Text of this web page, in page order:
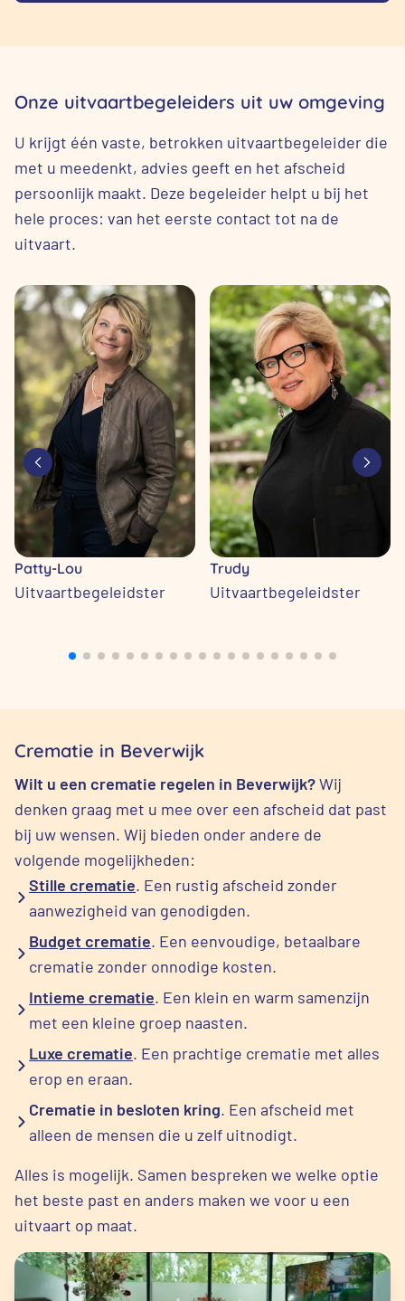
Onze uitvaartbegeleiders uit uw omgeving
U krijgt één vaste, betrokken uitvaartbegeleider die
met u meedenkt, advies geeft en het afscheid
persoonlijk maakt. Deze begeleider helpt u bij het
hele proces: van het eerste contact tot na de
uitvaart.
Patty-Lou
Uitvaartbegeleidster
Trudy
Uitvaartbegeleidster
Crematie in Beverwijk
Wilt u een crematie regelen in Beverwijk?Wij
denken graag met u mee over een afscheid dat past
bij uw wensen. Wij bieden onder andere de
volgende mogelijkheden:
Stille crematie. Een rustig afscheid zonder
aanwezigheid van genodigden.
Budget crematie. Een eenvoudige, betaalbare
crematie zonder onnodige kosten.
Intieme crematie. Een klein en warm samenzijn
met een kleine groep naasten.
Luxe crematie. Een prachtige crematie met alles
erop en eraan.
Crematie in besloten kring. Een afscheid met
alleen de mensen die u zelf uitnodigt.
Alles is mogelijk. Samen bespreken we welke optie
het beste past en anders maken we voor u een
uitvaart op maat.